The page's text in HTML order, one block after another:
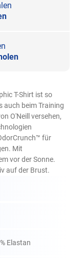
T-Shirt ist so
auch beim Training
O'Neill versehen,
für
Mit
vor der Sonne.
auf der Brust.
Elastan